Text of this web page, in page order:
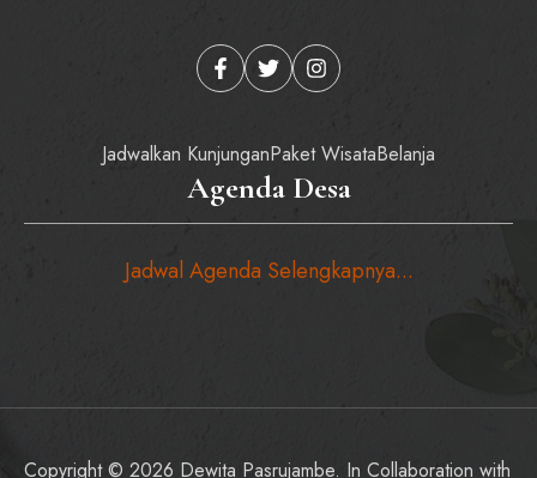
Jadwalkan KunjunganPaket WisataBelanja
Agenda Desa
Jadwal Agenda Selengkapnya...
Copyright © 2026 Dewita Pasrujambe. In Collaboration with